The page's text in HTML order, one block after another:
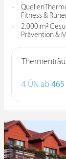
Fitness &
2.000 m²
Prävention &
4 ÜN ab 465